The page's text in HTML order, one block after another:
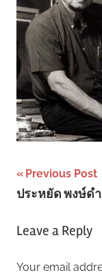
Post
navigation
Previous Post
ประหยัด พงษ์ดำ
Leave a Reply
Your email